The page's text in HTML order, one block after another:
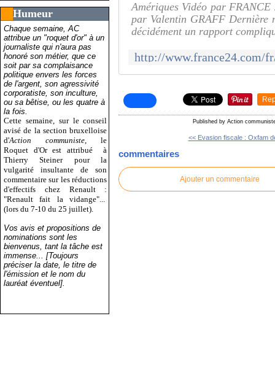
Humeur
Chaque semaine, AC
attribue un "roquet d'or" à un
journaliste qui n'aura pas
honoré son métier, que ce
soit par sa complaisance
politique envers les forces
de l'argent, son agressivité
corporatiste, son inculture,
ou sa bêtise, ou les quatre à
la fois.
Cette semaine, sur le conseil
avisé de la section bruxelloise
d'Action communiste , le
Roquet d'Or est attribué
à
Thierry Steiner pour la
vulgarité insultante de son
commentaire sur les réductions
d'effectifs chez Renault :
"Renault fait la vidange"...
(lors du 7-10 du 25 juillet).
Vos avis et propositions de
nominations sont les
bienvenus, tant la tâche est
immense... [Toujours
préciser la date, le titre de
l'émission et le nom du
lauréat éventuel].
Amériques Vidéo par FRANCE
par Valentin GRAFF Dernière
décidément un rapport
Published by Action
<< Evasion fiscale : Oxfam
commentaires
Ajouter un commentaire